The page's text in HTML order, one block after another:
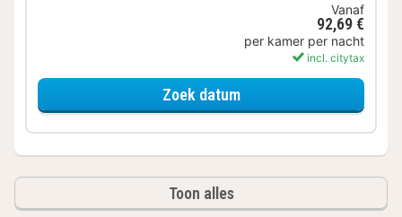
Vanaf
92,69 €
per kamer per nacht
incl. citytax
Zoek datumvoor Superior double
Toon alles